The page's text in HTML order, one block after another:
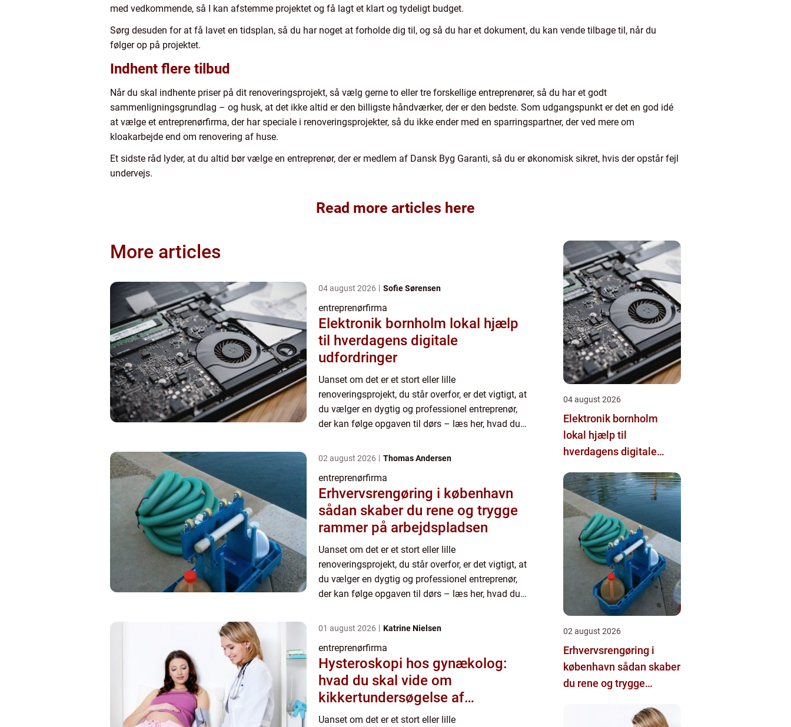
med vedkommende, så I kan afstemme projektet og få lagt et klart og tydeligt budget.
Sørg desuden for at få lavet en tidsplan, så du har noget at forholde dig til, og så du har et dokument, du kan vende tilbage til, når du
følger op på projektet.
Indhent flere tilbud
Når du skal indhente priser på dit renoveringsprojekt, så vælg gerne to eller tre forskellige entreprenører, så du har et godt
sammenligningsgrundlag – og husk, at det ikke altid er den billigste håndværker, der er den bedste. Som udgangspunkt er det en god idé
at vælge et entreprenørfirma, der har speciale i renoveringsprojekter, så du ikke ender med en sparringspartner, der ved mere om
kloakarbejde end om renovering af huse.
Et sidste råd lyder, at du altid bør vælge en entreprenør, der er medlem af Dansk Byg Garanti, så du er økonomisk sikret, hvis der opstår fejl
undervejs.
Read more articles here
More articles
04 august 2026 Sofie Sørensen
entreprenørfirma
Elektronik bornholm lokal hjælp
til hverdagens digitale
udfordringer
Uanset om det er et stort eller lille
renoveringsprojekt, du står overfor, er det vigtigt, at
du vælger en dygtig og professionel entreprenør,
der kan følge opgaven til dørs – læs her, hvad du
02 august 2026 Thomas Andersen
entreprenørfirma
Erhvervsrengøring i københavn
sådan skaber du rene og trygge
rammer på arbejdspladsen
Uanset om det er et stort eller lille
renoveringsprojekt, du står overfor, er det vigtigt, at
du vælger en dygtig og professionel entreprenør,
der kan følge opgaven til dørs – læs her, hvad du
01 august 2026 Katrine Nielsen
entreprenørfirma
Hysteroskopi hos gynækolog:
hvad du skal vide om
kikkertundersøgelse af
livmoderen
Uanset om det er et stort eller lille
04 august 2026
Elektronik bornholm
lokal hjælp til
hverdagens digitale
02 august 2026
Erhvervsrengøring i
københavn sådan skaber
du rene og trygge
arbejdspladsen